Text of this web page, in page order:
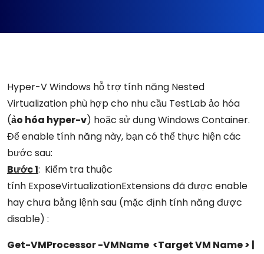
Hyper-V Windows hỗ trợ tính năng Nested
Virtualization phù hợp cho nhu cầu TestLab ảo hóa
(ảo hóa hyper-v) hoặc sử dụng Windows Container.
Để enable tính năng này, bạn có thể thực hiện các
bước sau:
Bước 1: Kiểm tra thuộc
tính ExposeVirtualizationExtensions đã được enable
hay chưa bằng lệnh sau (mặc định tính năng được
disable) :
Get-VMProcessor -VMName <Target VM Name > |